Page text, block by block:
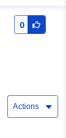
0
Actions